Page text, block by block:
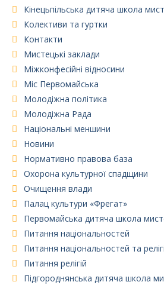
Кінецьпільська дитяча школа
Колективи та гуртки
Контакти
Мистецькі заклади
Міжконфесійні відносини
Міс Первомайська
Молодіжна політика
Молодіжна Рада
Національні меншини
Новини
Нормативно правова база
Охорона культурної спадщини
Очищення влади
Палац культури «Фрегат»
Первомайська дитяча школа
Питання національностей
Питання національностей та
Питання релігій
Підгороднянська дитяча школа